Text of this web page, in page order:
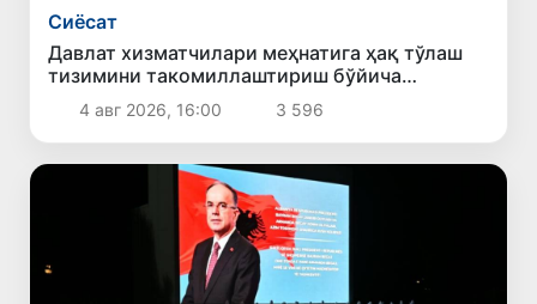
Сиёсат
Давлат хизматчилари меҳнатига ҳақ тўлаш
тизимини такомиллаштириш бўйича
таклифлар кўриб чиқилди
4 авг 2026, 16:00 3 596